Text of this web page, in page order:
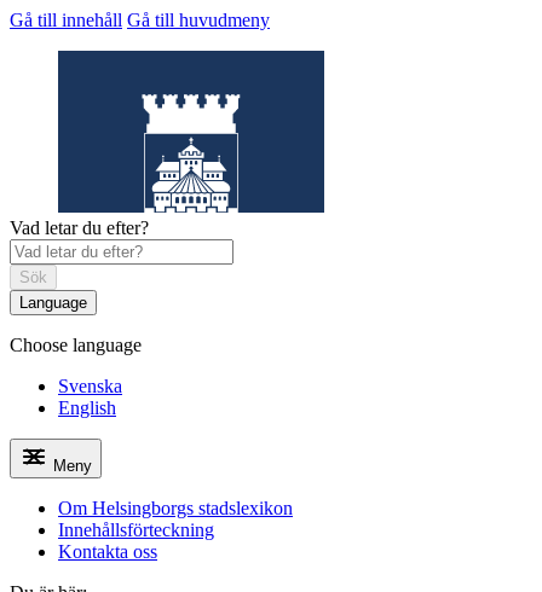
Gå till innehåll Gå till huvudmeny
Helsingborgs stadslexikon
Vad letar du efter?
Sök
Language
Choose language
Svenska
English
Meny
Om Helsingborgs stadslexikon
Innehållsförteckning
Kontakta oss